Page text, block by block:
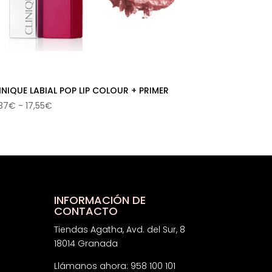
LABIAL POP LIP COLOUR + PRIMER
€ - 17,55€
INFORMACIÓN DE
CONTACTO
Tiendas Agatha, Avd. del Sur, 8
18014 Granada
Llámanos ahora: 958 100 101